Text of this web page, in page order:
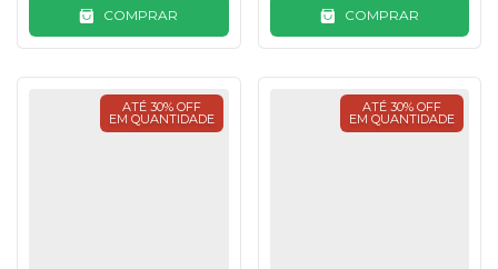
COMPRAR COMPRAR
ATÉ 30% OFF
EM QUANTIDADE
ATÉ 30% OFF
EM QUANTIDADE